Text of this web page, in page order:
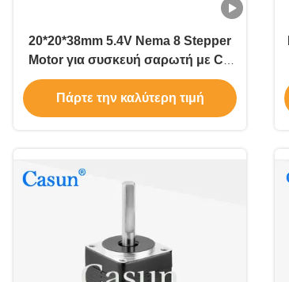
20*20*38mm 5.4V Nema 8 Stepper
Motor για συσκευή σαρωτή με CE
ROHS
Πάρτε την καλύτερη τιμή